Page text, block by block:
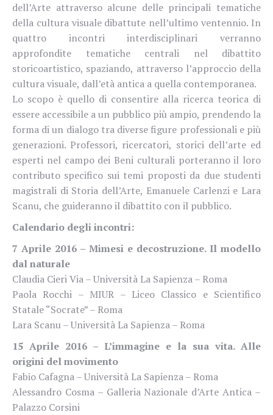
dell’Arte attraverso alcune delle principali tematiche
della cultura visuale dibattute nell’ultimo ventennio. In
quattro incontri interdisciplinari verranno
approfondite tematiche centrali nel dibattito
storicoartistico, spaziando, attraverso l’approccio della
cultura visuale, dall’età antica a quella contemporanea.
Lo scopo è quello di consentire alla ricerca teorica di
essere accessibile a un pubblico più ampio, prendendo la
forma di un dialogo tra diverse figure professionali e più
generazioni. Professori, ricercatori, storici dell’arte ed
esperti nel campo dei Beni culturali porteranno il loro
contributo specifico sui temi proposti da due studenti
magistrali di Storia dell’Arte, Emanuele Carlenzi e Lara
Scanu, che guideranno il dibattito con il pubblico.
Calendario degli incontri:
7 Aprile 2016 – Mimesi e decostruzione. Il modello
dal naturale
Claudia Cieri Via – Università La Sapienza – Roma
Paola Rocchi – MIUR – Liceo Classico e Scientifico
Statale “Socrate” – Roma
Lara Scanu – Università La Sapienza – Roma
15 Aprile 2016 – L’immagine e la sua vita. Alle
origini del movimento
Fabio Cafagna – Università La Sapienza – Roma
Alessandro Cosma – Galleria Nazionale d’Arte Antica –
Palazzo Corsini